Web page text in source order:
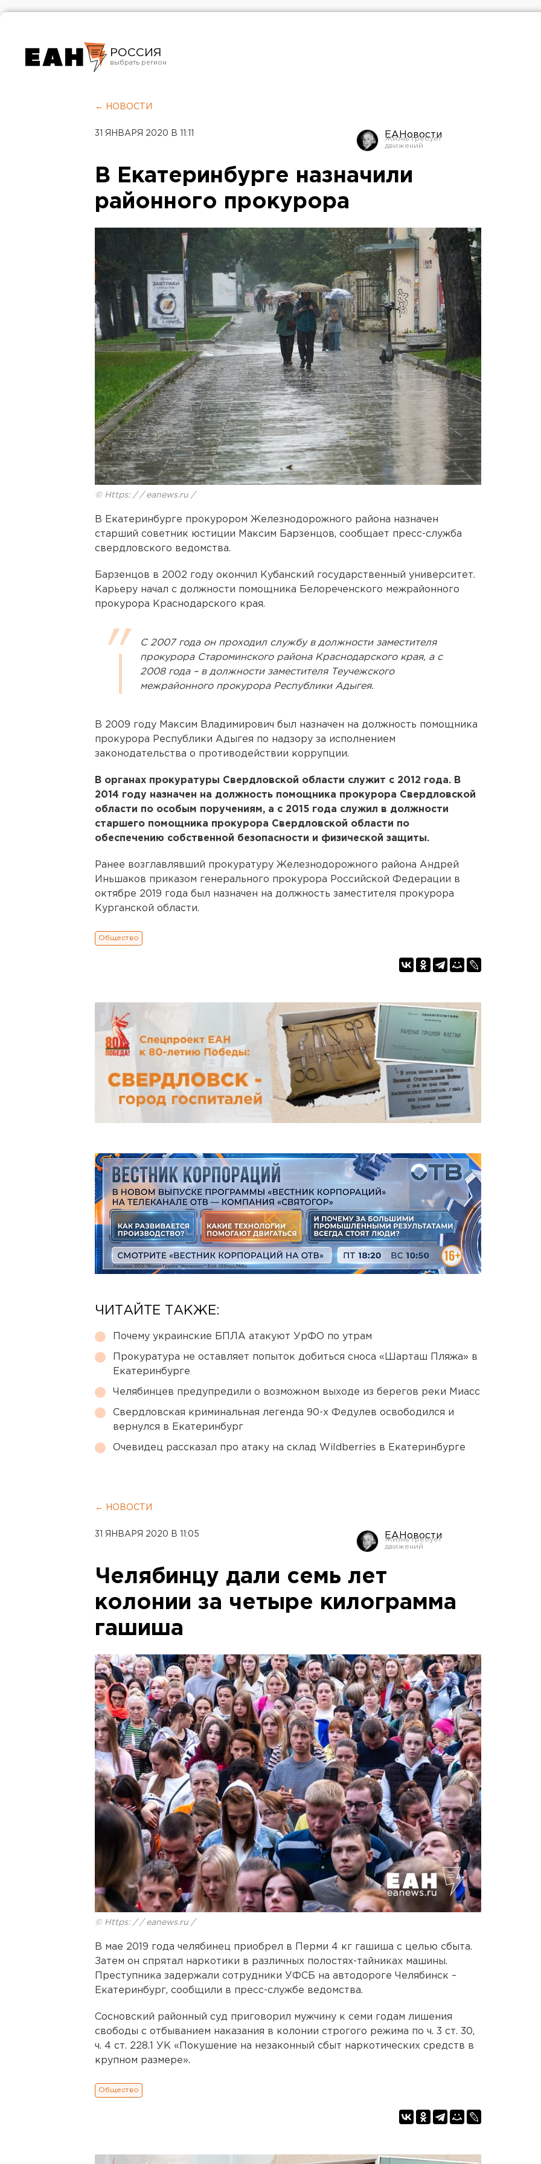
РОССИЯ
Челябинск
← НОВОСТИ
31 ЯНВАРЯ 2020 В 11:11 ЕАНовости
В Екатеринбурге назначили
районного прокурора
© Https: / / eanews.ru /
В Екатеринбурге прокурором Железнодорожного района назначен
старший советник юстиции Максим Барзенцов, сообщает пресс-служба
свердловского ведомства.
Барзенцов в 2002 году окончил Кубанский государственный университет.
Карьеру начал с должности помощника Белореченского межрайонного
прокурора Краснодарского края.
С 2007 года он проходил службу в должности заместителя
прокурора Староминского района Краснодарского края, а с
2008 года – в должности заместителя Теучежского
межрайонного прокурора Республики Адыгея.
В 2009 году Максим Владимирович был назначен на должность помощника
прокурора Республики Адыгея по надзору за исполнением
законодательства о противодействии коррупции.
В органах прокуратуры Свердловской области служит с 2012 года. В
2014 году назначен на должность помощника прокурора Свердловской
области по особым поручениям, а с 2015 года служил в должности
старшего помощника прокурора Свердловской области по
обеспечению собственной безопасности и физической защиты.
Ранее возглавлявший прокуратуру Железнодорожного района Андрей
Иньшаков приказом генерального прокурора Российской Федерации в
октябре 2019 года был назначен на должность заместителя прокурора
Курганской области.
Общество
ЧИТАЙТЕ ТАКЖЕ:
Почему украинские БПЛА атакуют УрФО по утрам
Прокуратура не оставляет попыток добиться сноса «Шарташ Пляжа» в
Екатеринбурге
Челябинцев предупредили о возможном выходе из берегов реки Миасс
Свердловская криминальная легенда 90-х Федулев освободился и
вернулся в Екатеринбург
Очевидец рассказал про атаку на склад Wildberries в Екатеринбурге
← НОВОСТИ
31 ЯНВАРЯ 2020 В 11:05 ЕАНовости
Челябинцу дали семь лет
колонии за четыре килограмма
гашиша
© Https: / / eanews.ru /
В мае 2019 года челябинец приобрел в Перми 4 кг гашиша с целью сбыта.
Затем он спрятал наркотики в различных полостях-тайниках машины.
Преступника задержали сотрудники УФСБ на автодороге Челябинск –
Екатеринбург, сообщили в пресс-службе ведомства.
Сосновский районный суд приговорил мужчину к семи годам лишения
свободы с отбыванием наказания в колонии строгого режима по ч. 3 ст. 30,
ч. 4 ст. 228.1 УК «Покушение на незаконный сбыт наркотических средств в
крупном размере».
Общество